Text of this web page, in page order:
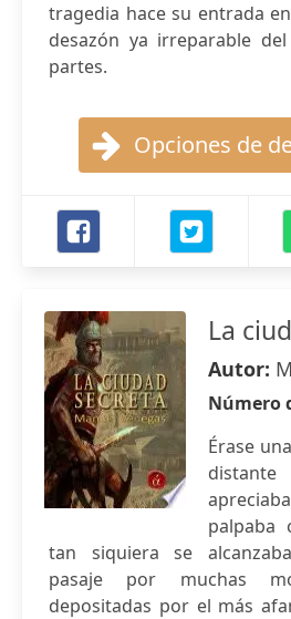
tragedia hace su entrada
desazón ya irreparable
partes.
Opciones de
La
Autor:
Número
Érase
palpaba
tan siquiera se
pasaje por muchas
depositadas por el más